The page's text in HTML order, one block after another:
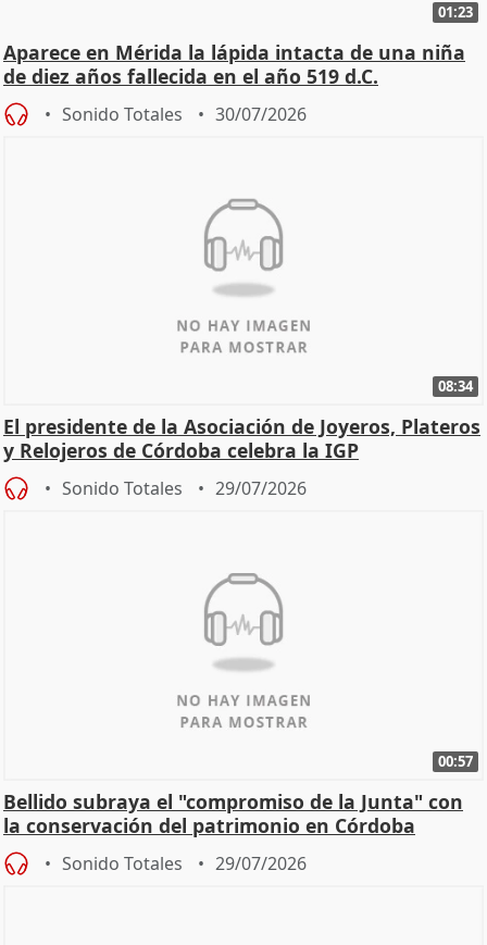
01:23
Aparece en Mérida la lápida intacta de una niña
de diez años fallecida en el año 519 d.C.
Sonido Totales 30/07/2026
08:34
El presidente de la Asociación de Joyeros, Plateros
y Relojeros de Córdoba celebra la IGP
Sonido Totales 29/07/2026
00:57
Bellido subraya el "compromiso de la Junta" con
la conservación del patrimonio en Córdoba
Sonido Totales 29/07/2026